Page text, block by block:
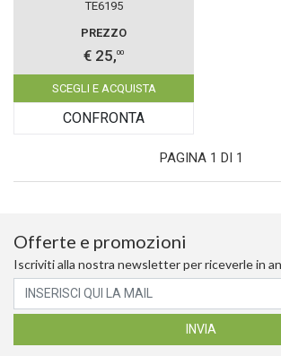
TE6195
PREZZO
€ 25,00
SCEGLI E ACQUISTA
CONFRONTA
PAGINA 1 DI 1
Offerte e promozioni
Iscriviti alla nostra newsletter per riceverle in